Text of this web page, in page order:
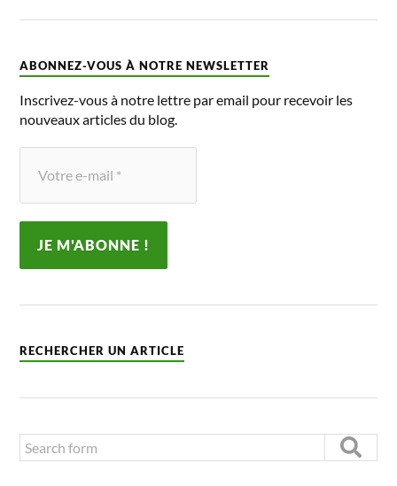
ABONNEZ-VOUS À NOTRE NEWSLETTER
Inscrivez-vous à notre lettre par email pour recevoir les
nouveaux articles du blog.
RECHERCHER UN ARTICLE